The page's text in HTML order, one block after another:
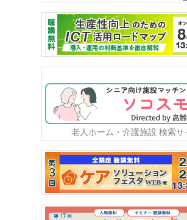
老人ホーム・介護施設 検索サ